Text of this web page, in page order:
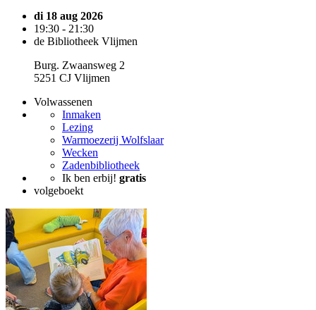
di 18 aug 2026
19:30 - 21:30
de Bibliotheek Vlijmen
Burg. Zwaansweg 2
5251 CJ Vlijmen
Volwassenen
Inmaken
Lezing
Warmoezerij Wolfslaar
Wecken
Zadenbibliotheek
Ik ben erbij! gratis
volgeboekt